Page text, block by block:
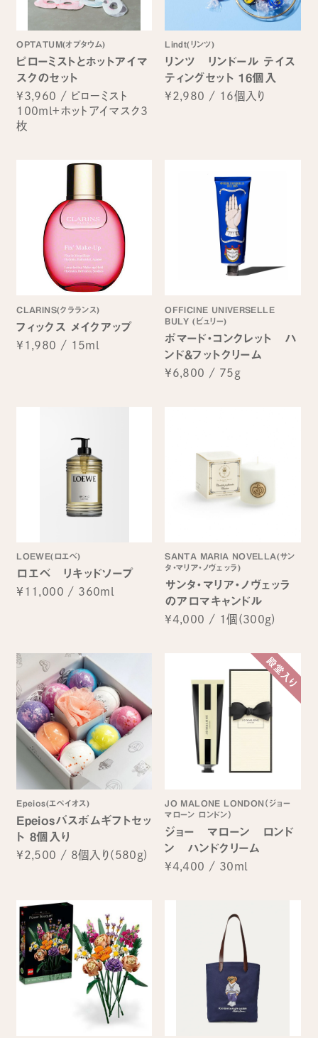
OPTATUM(オプタウム)
ピローミストとホットアイマ
スクのセット
¥3,960 / ピローミスト
100ml＋ホットアイマスク3
枚
Lindt(リンツ)
リンツ リンドール テイス
ティングセット 16個入
¥2,980 / 16個入り
CLARINS(クラランス)
フィックス メイクアップ
¥1,980 / 15ml
OFFICINE UNIVERSELLE
BULY (ビュリー)
ポマード・コンクレット ハ
ンド&フットクリーム
¥6,800 / 75g
LOEWE(ロエベ)
ロエベ リキッドソープ
¥11,000 / 360ml
SANTA MARIA NOVELLA(サン
タ・マリア・ノヴェッラ)
サンタ・マリア・ノヴェッラ
のアロマキャンドル
¥4,000 / 1個(300g)
Epeios(エペイオス)
Epeiosバスボムギフトセッ
ト 8個入り
¥2,500 / 8個入り(580g)
JO MALONE LONDON（ジョー
マローン ロンドン）
ジョー マローン ロンド
ン ハンドクリーム
¥4,400 / 30ml